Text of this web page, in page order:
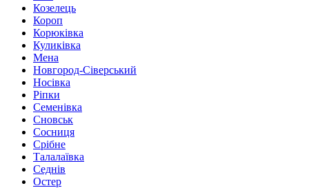
Козелець
Короп
Корюківка
Куликівка
Мена
Новгород-Сіверський
Носівка
Ріпки
Семенівка
Сновськ
Сосниця
Срібне
Талалаївка
Седнів
Остер